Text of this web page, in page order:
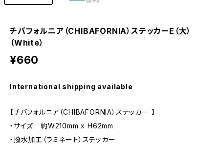
チバフォルニア（CHIBAFORNIA）ステッカーE（大）
（White）
¥660
International shipping available
【チバフォルニア（CHIBAFORNIA）ステッカー 】
・サイズ 約W210mm x H62mm
・撥水加工（ラミネート）ステッカー